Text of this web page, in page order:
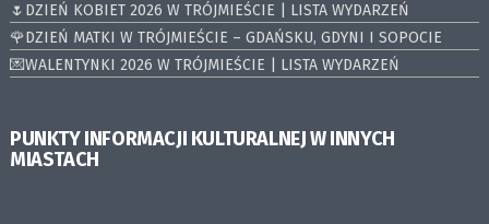
🌷DZIEŃ KOBIET 2026 W TRÓJMIEŚCIE | LISTA WYDARZEŃ
🌹DZIEŃ MATKI W TRÓJMIEŚCIE – GDAŃSKU, GDYNI I SOPOCIE
💌WALENTYNKI 2026 W TRÓJMIEŚCIE | LISTA WYDARZEŃ
PUNKTY INFORMACJI KULTURALNEJ W INNYCH
MIASTACH